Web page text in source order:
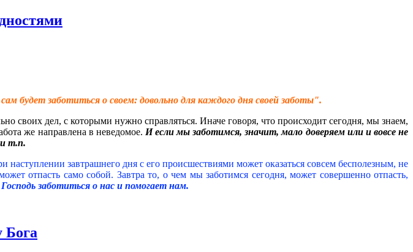
будет заботиться о своем: довольно для каждого дня своей заботы".
своих дел, с которыми нужно справляться. Иначе говоря, что происходит сегодня, мы знаем,
же направлена в неведомое. И если мы заботимся, значит, мало доверяем или и вовсе не
т.п.
завтрашнего дня с его происшествиями может оказаться совсем бесполезным, не
отпасть само собой. Завтра то, о чем мы заботимся сегодня, может совершенно отпасть,
заботиться о нас и помогает нам.
Бога